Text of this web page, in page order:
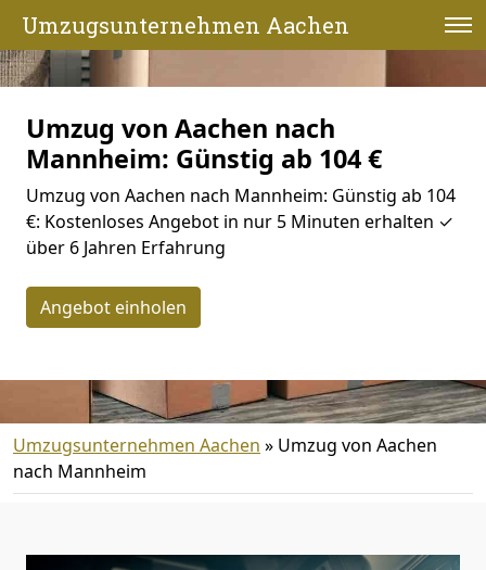
Umzugsunternehmen Aachen
Umzug von Aachen nach
Mannheim: Günstig ab 104 €
Umzug von Aachen nach Mannheim: Günstig ab 104
€: Kostenloses Angebot in nur 5 Minuten erhalten ✓
über 6 Jahren Erfahrung
Angebot einholen
Umzugsunternehmen Aachen » Umzug von Aachen
nach Mannheim